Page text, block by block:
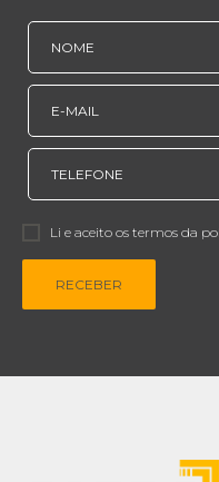
Li e aceito os termos da
RECEBER